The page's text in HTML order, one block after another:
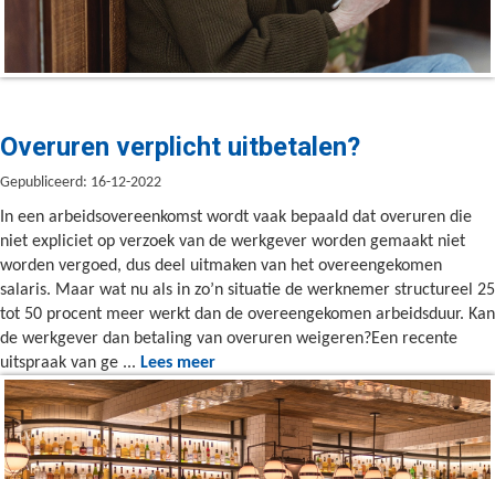
Overuren verplicht uitbetalen?
Gepubliceerd: 16-12-2022
In een arbeidsovereenkomst wordt vaak bepaald dat overuren die
niet expliciet op verzoek van de werkgever worden gemaakt niet
worden vergoed, dus deel uitmaken van het overeengekomen
salaris. Maar wat nu als in zo’n situatie de werknemer structureel 25
tot 50 procent meer werkt dan de overeengekomen arbeidsduur. Kan
de werkgever dan betaling van overuren weigeren?Een recente
uitspraak van ge ... Lees meer